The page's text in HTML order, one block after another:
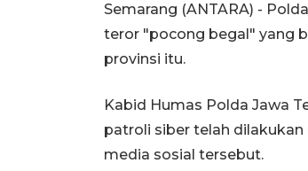
Semarang (ANTARA) -
teror "pocong begal" yang
provinsi itu.
Kabid Humas Polda Jawa
patroli siber telah
media sosial tersebut.